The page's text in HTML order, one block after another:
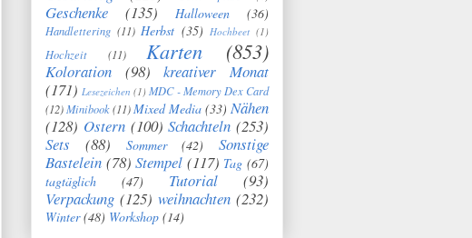
Geschenke (135) Halloween (36)
Handlettering (11) Herbst (35) Hochbeet (1)
Hochzeit (11) Karten (853)
Koloration (98)
kreativer Monat
(171) Lesezeichen (1) MDC - Memory Dex Card
(12)Minibook(11) Mixed Media (33) Nähen
(128) Ostern (100) Schachteln (253)
Sets
(88) Sommer (42)
Sonstige
Bastelein (78) Stempel (117) Tag (67)
tagtäglich
(47) Tutorial
(93)
Verpackung (125) weihnachten (232)
Winter (48) Workshop (14)